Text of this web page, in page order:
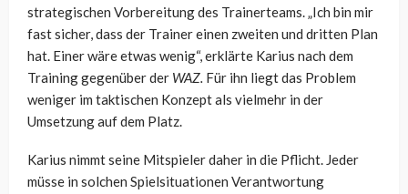
strategischen Vorbereitung des Trainerteams. „Ich bin mir
fast sicher, dass der Trainer einen zweiten und dritten Plan
hat. Einer wäre etwas wenig“, erklärte Karius nach dem
Training gegenüber der WAZ. Für ihn liegt das Problem
weniger im taktischen Konzept als vielmehr in der
Umsetzung auf dem Platz.
Karius nimmt seine Mitspieler daher in die Pflicht. Jeder
müsse in solchen Spielsituationen Verantwortung